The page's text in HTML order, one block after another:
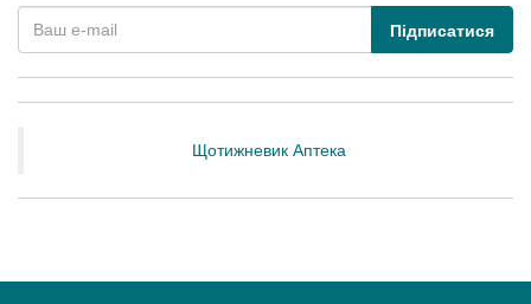
Підписатися
Щотижневик Аптека